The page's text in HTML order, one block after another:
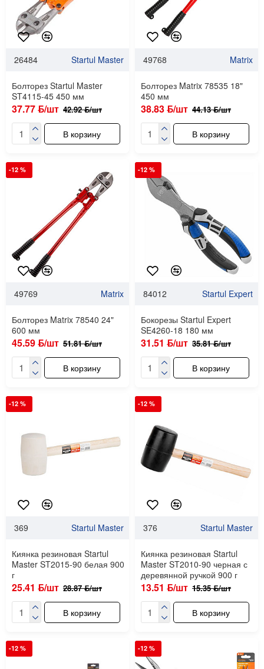
26484 Startul Master
Болторез Startul Master
ST4115-45 450 мм
37.77 ƃ/шт 42.92 ƃ/шт
В корзину
49768 Matrix
Болторез Matrix 78535 18"
450 мм
38.83 ƃ/шт 44.13 ƃ/шт
В корзину
-12 %
49769 Matrix
Болторез Matrix 78540 24"
600 мм
45.59 ƃ/шт 51.81 ƃ/шт
В корзину
-12 %
84012 Startul Expert
Бокорезы Startul Expert
SE4260-18 180 мм
31.51 ƃ/шт 35.81 ƃ/шт
В корзину
-12 %
369 Startul Master
Киянка резиновая Startul
Master ST2015-90 белая 900
г
25.41 ƃ/шт 28.87 ƃ/шт
В корзину
-12 %
376 Startul Master
Киянка резиновая Startul
Master ST2010-90 черная с
деревянной ручкой 900 г
13.51 ƃ/шт 15.35 ƃ/шт
В корзину
-12 % -12 %